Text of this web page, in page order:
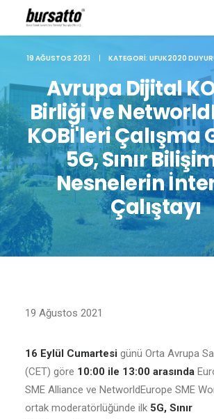
19 AĞUSTOS 2021 | KATEGORI: UFUK2020
Avrupa Dijital
Birliği ve
KOBİ'leri Çalışma
5G, Sınır
Nesnelerin
Çalıştayı
19 Ağustos 2021
16 Eylül Cumartesi günü Orta Avrupa
(CET) göre 10:00 ile 13:00 arasında
SME Alliance ve NetworldEurope SME
ortak moderatörlüğünde ilk 5G, Sınır